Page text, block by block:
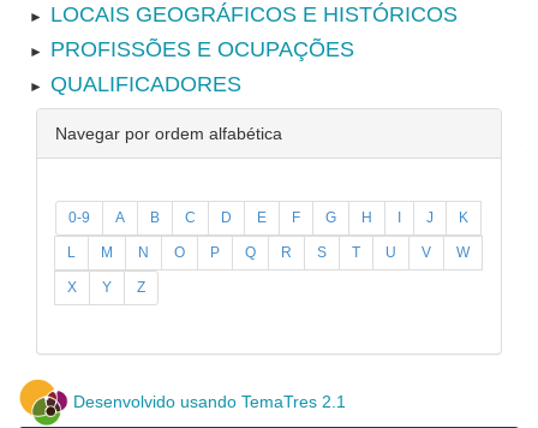
► LOCAIS GEOGRÁFICOS E HISTÓRICOS
► PROFISSÕES E OCUPAÇÕES
► QUALIFICADORES
Navegar por ordem alfabética
0-9 A B C D E F G H I J K
L M N O P Q R S T U V W
X Y Z
Desenvolvido usando TemaTres 2.1